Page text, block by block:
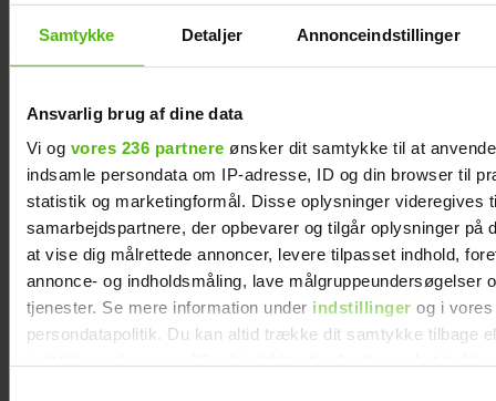
Samtykke Detaljer Annonceindstillinger
Ansvarlig brug af dine data
Vi og vores 236 partnere ønsker dit samtykke til at
indsamle persondata om IP-adresse, ID og din browser til
statistik og marketingformål. Disse oplysninger videregives
samarbejdspartnere, der opbevarer og tilgår oplysninger på
at vise dig målrettede annoncer, levere tilpasset indhold,
annonce- og indholdsmåling, lave målgruppeundersøgelser
tjenester. Se mere information under indstillinger og i vores
persondatapolitik. Du kan altid trække dit samtykke tilbage